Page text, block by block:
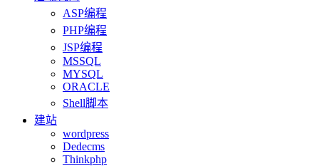
ASP编程
PHP编程
JSP编程
MSSQL
MYSQL
ORACLE
Shell脚本
建站
wordpress
Dedecms
Thinkphp